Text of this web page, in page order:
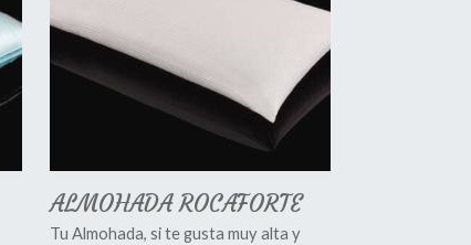
ALMOHADA ROCAFORTE
Tu Almohada, si te gusta muy alta y